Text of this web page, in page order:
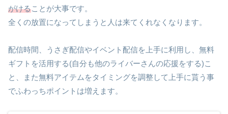
がけることが大事です。
全くの放置になってしまうと人は来てくれなくなります。
配信時間、うさぎ配信やイベント配信を上手に利用し、無料
ギフトを活用する(自分も他のライバーさんの応援をする)こ
と、また無料アイテムをタイミングを調整して上手に貰う事
でふわっちポイントは増えます。